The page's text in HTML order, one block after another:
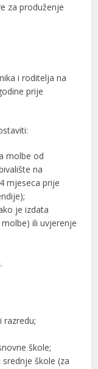
za produženje
i roditelja na
prije
molbe od
na
mjeseca prije
je izdata
ili uvjerenje
razredu;
škole;
škole (za